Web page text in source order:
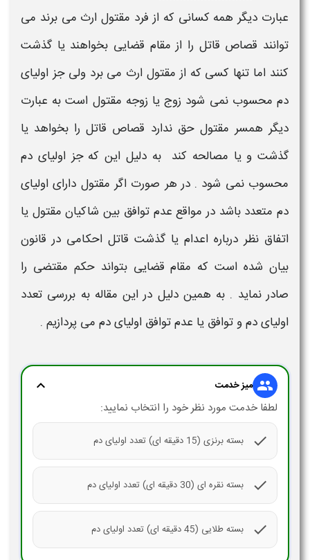
عبارت دیگر همه کسانی که از فرد مقتول ارث می برند می
توانند قصاص قاتل را از مقام قضایی بخواهند یا گذشت
کنند اما تنها کسی که از مقتول ارث می برد ولی جز اولیای
دم محسوب نمی شود زوج یا زوجه مقتول است به عبارت
دیگر همسر مقتول حق ندارد قصاص قاتل را بخواهد یا
گذشت و یا مصالحه کند به دلیل این که جزاولیای دم
محسوب نمی شود . در هر صورت اگر مقتول دارای اولیای
دم متعدد باشد در مواقع عدم توافق بین شاکیان مقتول یا
اتفاق نظر درباره اعدام یا گذشت قاتل احکامی در قانون
بیان شده است که مقام قضایی بتواند حکم مقتضی را
صادر نماید . به همین دلیل در این مقاله به بررسی تعدد
اولیای دم وتوافق یا عدم توافق اولیای دم می پردازیم .
group میز خدمت expand_more
لطفا خدمت مورد نظر خود را انتخاب نمایید:
check بسته برنزی (15 دقیقه ای) تعدد اولیای دم
check بسته نقره ای (30 دقیقه ای) تعدد اولیای دم
check بسته طلایی (45 دقیقه ای) تعدد اولیای دم